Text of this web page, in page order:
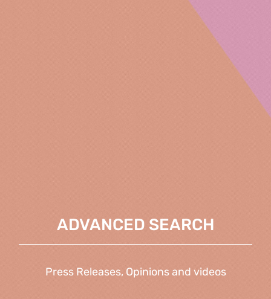
ADVANCED SEARCH
Press Releases, Opinions and videos